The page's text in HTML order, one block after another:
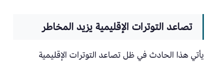
تصاعد التوترات الإقليمية يزيد المخاطر
يأتي هذا الحادث في ظل تصاعد التوترات الإقليمية